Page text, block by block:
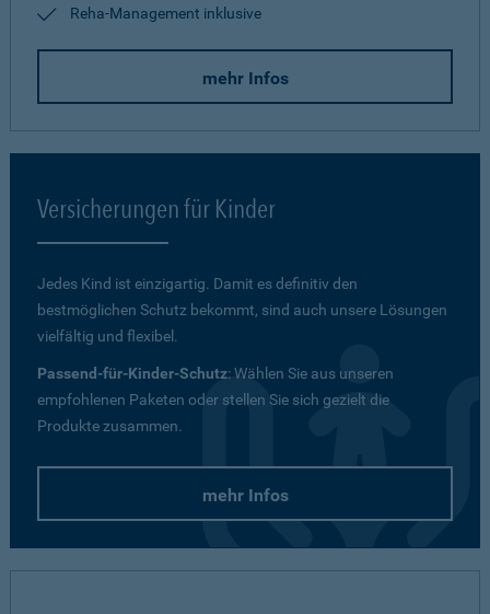
Reha-Management inklusive
mehr Infos
Versicherungen für Kinder
Jedes Kind ist einzigartig. Damit es definitiv den
bestmöglichen Schutz bekommt, sind auch unsere Lösungen
vielfältig und flexibel.
Passend-für-Kinder-Schutz: Wählen Sie aus unseren
empfohlenen Paketen oder stellen Sie sich gezielt die
Produkte zusammen.
mehr Infos